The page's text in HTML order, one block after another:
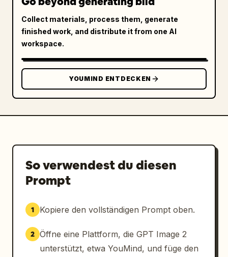
Collect materials, process them, generate
finished work, and distribute it from one AI
workspace.
YOUMIND ENTDECKEN
So verwendest du diesen
Prompt
1 Kopiere den vollständigen Prompt oben.
2 Öffne eine Plattform, die GPT Image 2
unterstützt, etwa YouMind, und füge den